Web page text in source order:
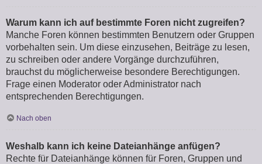
Warum kann ich auf bestimmte Foren nicht zugreifen?
Manche Foren können bestimmten Benutzern oder Gruppen
vorbehalten sein. Um diese einzusehen, Beiträge zu lesen,
zu schreiben oder andere Vorgänge durchzuführen,
brauchst du möglicherweise besondere Berechtigungen.
Frage einen Moderator oder Administrator nach
entsprechenden Berechtigungen.
Nach oben
Weshalb kann ich keine Dateianhänge anfügen?
Rechte für Dateianhänge können für Foren, Gruppen und